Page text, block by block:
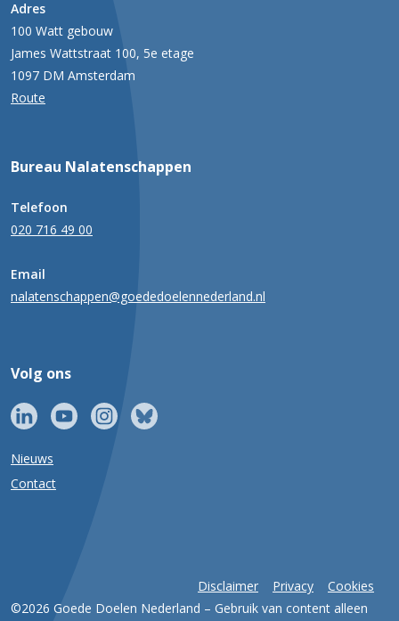
Adres
100 Watt gebouw
James Wattstraat 100, 5e etage
1097 DM Amsterdam
Route
Bureau Nalatenschappen
Telefoon
020 716 49 00
Email
nalatenschappen@goededoelennederland.nl
Volg ons
Nieuws
Contact
Disclaimer Privacy
Cookies
©2026 Goede Doelen Nederland – Gebruik van content alleen